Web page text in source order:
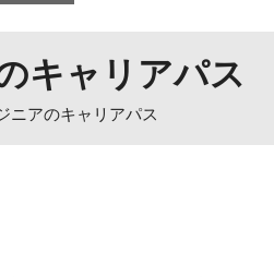
キャリアパス
ニアのキャリアパス